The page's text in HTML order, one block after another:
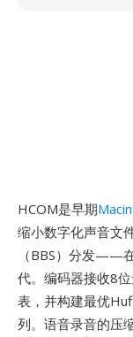
HCOM是早期
缩小数字化声音文
（BBS）分发——
代。编码器接收8
表，并构建最优
列。语音录音的压